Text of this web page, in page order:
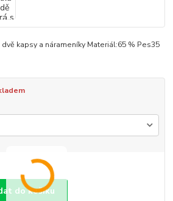
kapsy a nárameníky Materiál:65 % Pes35
do košíku